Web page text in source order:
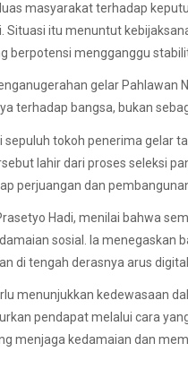
masyarakat terhadap
Situasi itu menuntut
berpotensi mengganggu
gelar
terhadap bangsa, bukan
tokoh penerima gelar
lahir dari proses seleksi
perjuangan dan
Hadi, menilai bahwa
sosial. Ia menegaskan
di tengah derasnya arus
menunjukkan kedewasaan
pendapat melalui cara
menjaga kedamaian dan